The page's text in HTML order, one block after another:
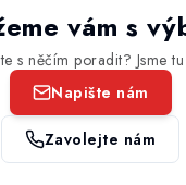
vám s
s něčím poradit? Jsme
Napište nám
Zavolejte nám